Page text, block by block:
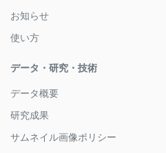
お知らせ
使い方
データ・研究・技術
データ概要
研究成果
サムネイル画像ポリシー